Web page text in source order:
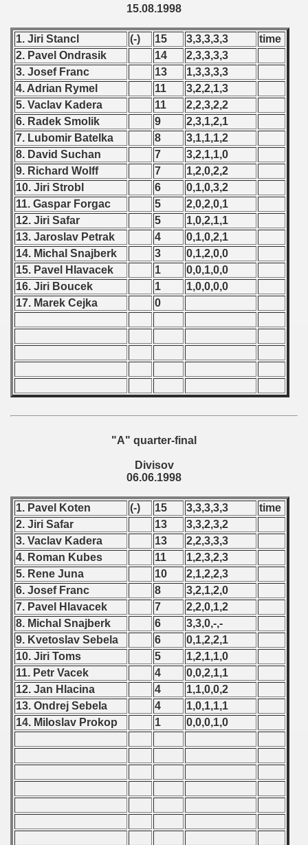
15.08.1998
1. Jiri Stancl (-) 15 3,3,3,3,3
time
2. Pavel Ondrasik
14
2,3,3,3,3
3. Josef Franc
13
1,3,3,3,3
4. Adrian Rymel
11
3,2,2,1,3
5. Vaclav Kadera
11
2,2,3,2,2
6. Radek Smolik
9
2,3,1,2,1
7. Lubomir Batelka
8
3,1,1,1,2
8. David Suchan
7
3,2,1,1,0
9. Richard Wolff
7
1,2,0,2,2
10. Jiri Strobl
6
0,1,0,3,2
11. Gaspar Forgac
5
2,0,2,0,1
12. Jiri Safar
5
1,0,2,1,1
13. Jaroslav Petrak
4
0,1,0,2,1
14. Michal Snajberk
3
0,1,2,0,0
15. Pavel Hlavacek
1
0,0,1,0,0
16. Jiri Boucek
1
1,0,0,0,0
17. Marek Cejka
0
"A" quarter-final
Divisov
06.06.1998
1. Pavel Koten (-) 15 3,3,3,3,3
time
2. Jiri Safar
13
3,3,2,3,2
3. Vaclav Kadera
13
2,2,3,3,3
4. Roman Kubes
11
1,2,3,2,3
5. Rene Juna
10
2,1,2,2,3
6. Josef Franc
8
3,2,1,2,0
7. Pavel Hlavacek
7
2,2,0,1,2
8. Michal Snajberk
6
3,3,0,-,-
9. Kvetoslav Sebela
6
0,1,2,2,1
10. Jiri Toms
5
1,2,1,1,0
11. Petr Vacek
4
0,0,2,1,1
12. Jan Hlacina
4
1,1,0,0,2
13. Ondrej Sebela
4
1,0,1,1,1
14. Miloslav Prokop
1 0,0,0,1,0
qualifications) - 1998
Qualifications) - 1998
Qualifications) - 1998
- 1998
- 1998
- 1998
round) - 1998
round) - 1998
- 1999
- 2001
- 2002
- 2006
- 2007
- 2008
- 2009
- 2010
- 2011
- 2012
- 2013
- 2016
- 2018